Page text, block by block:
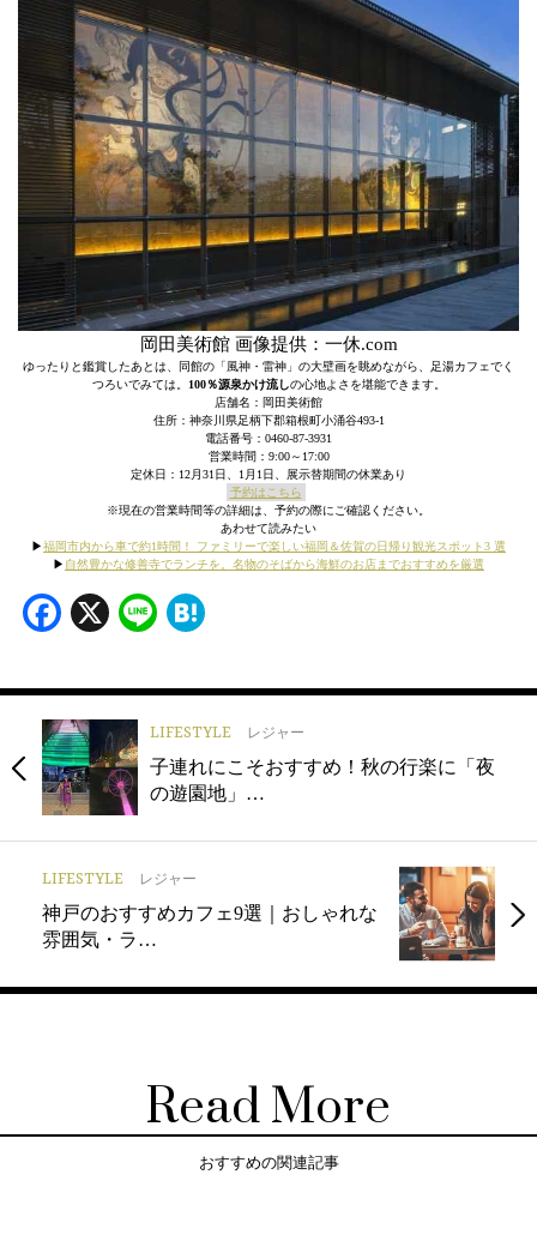
岡田美術館 画像提供：一休.com
ゆったりと鑑賞したあとは、同館の「風神・雷神」の大壁画を眺めながら、足湯カフェでく
つろいでみては。
100％源泉かけ流しの心地よさを堪能できます。
店舗名：岡田美術館
住所：神奈川県足柄下郡箱根町小涌谷493-1
電話番号：0460-87-3931
営業時間：9:00～17:00
定休日：12月31日、1月1日、展示替期間の休業あり
予約はこちら
※現在の営業時間等の詳細は、予約の際にご確認ください。
あわせて読みたい
▶福岡市内から車で約1時間！ ファミリーで楽しい福岡＆佐賀の日帰り観光スポット3 選
▶ 自然豊かな修善寺でランチを。名物のそばから海鮮のお店までおすすめを厳選
Facebook
X Line
LIFESTYLE レジャー
子連れにこそおすすめ！秋の行楽に「夜
の遊園地」…
LIFESTYLE レジャー
神戸のおすすめカフェ9選｜おしゃれな
雰囲気・ラ…
Read More
おすすめの関連記事